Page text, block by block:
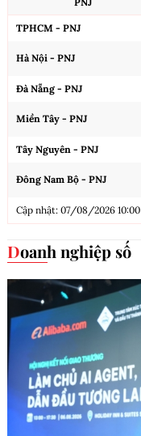
TPHCM - PNJ
Hà Nội - PNJ
Đà Nẵng - PNJ
Miền Tây - PNJ
Tây Nguyên - PNJ
Đông Nam Bộ - PNJ
Cập nhật: 07/08/2026 10:00
Doanh nghiệp số